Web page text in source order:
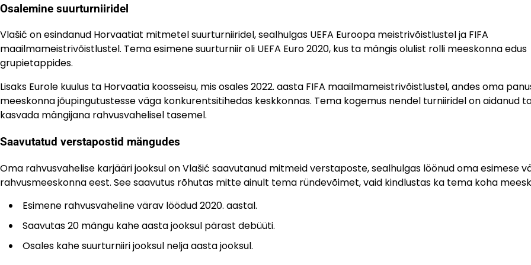
Osalemine suurturniiridel
Vlašić on esindanud Horvaatiat mitmetel suurturniiridel, sealhulgas UEFA Euroopa meistrivõistlustel ja FIFA
maailmameistrivõistlustel. Tema esimene suurturniir oli UEFA Euro 2020, kus ta mängis olulist rolli meeskonna edus
grupietappides.
Lisaks Eurole kuulus ta Horvaatia koosseisu, mis osales 2022. aasta FIFA maailmameistrivõistlustel, andes oma
meeskonna jõupingutustesse väga konkurentsitihedas keskkonnas. Tema kogemus nendel turniiridel on aidanud
kasvada mängijana rahvusvahelisel tasemel.
Saavutatud verstapostid mängudes
Oma rahvusvahelise karjääri jooksul on Vlašić saavutanud mitmeid verstaposte, sealhulgas löönud oma esimese
rahvusmeeskonna eest. See saavutus rõhutas mitte ainult tema ründevõimet, vaid kindlustas ka tema koha
Esimene rahvusvaheline värav löödud 2020. aastal.
Saavutas 20 mängu kahe aasta jooksul pärast debüüti.
Osales kahe suurturniiri jooksul nelja aasta jooksul.